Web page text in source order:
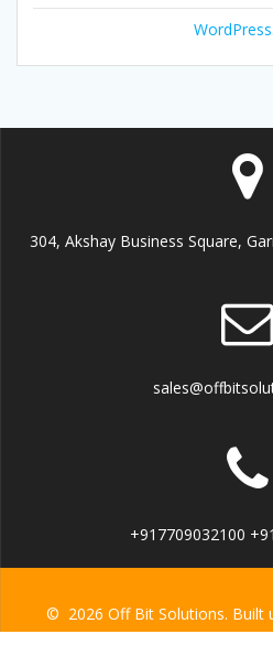
304, Akshay Business Square,
+917709032100
© 2026 Off Bit Solutions. Built
Mesmerize